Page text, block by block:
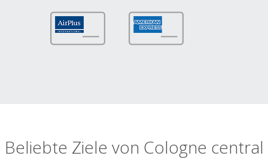
Beliebte Ziele von Cologne central